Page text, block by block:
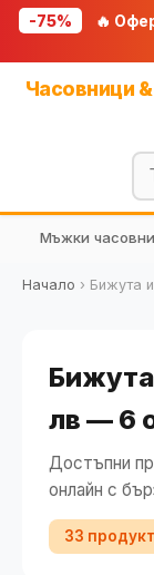
-75% 🔥
Часовници
Мъжки
Начало › Бижута
лв — 6
Достъпни
онлайн с
33